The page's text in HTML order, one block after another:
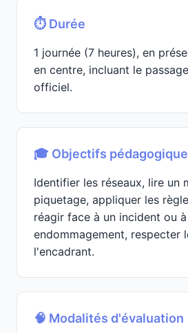
⏱️ Durée
1 journée (7 heures), en
en centre, incluant le
officiel.
🎓 Objectifs
Identifier les réseaux, lire un
piquetage, appliquer les
réagir face à un incident ou
endommagement, respecter
l'encadrant.
🧠 Modalités d'évaluation